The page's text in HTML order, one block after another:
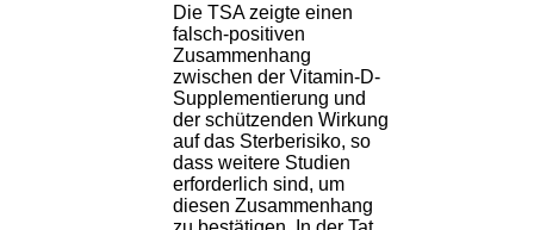
Die TSA zeigte einen
falsch-positiven
Zusammenhang
zwischen der Vitamin-D-
Supplementierung und
der schützenden Wirkung
auf das Sterberisiko, so
dass weitere Studien
erforderlich sind, um
diesen Zusammenhang